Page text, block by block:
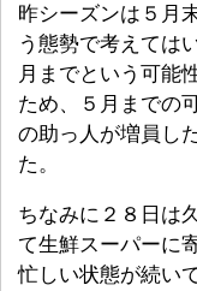
昨シーズンは５月
う態勢で考えては
月までという可能
ため、５月までの
の助っ人が増員し
た。
ちなみに２８日は
て生鮮スーパーに
忙しい状態が続い